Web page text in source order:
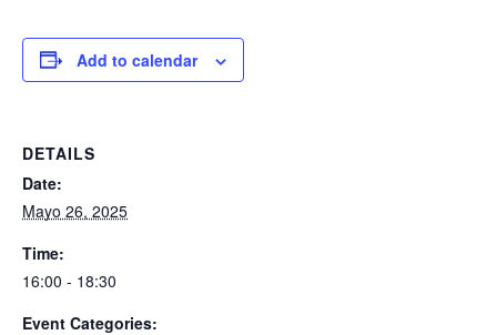
Add to calendar
DETAILS
Date:
Mayo 26, 2025
Time:
16:00 - 18:30
Event Categories: